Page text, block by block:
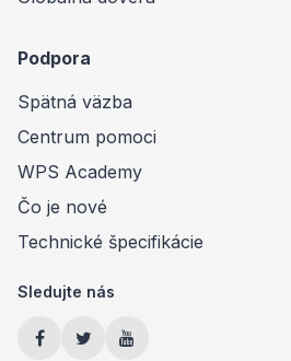
Podpora
Spätná väzba
Centrum pomoci
WPS Academy
Čo je nové
Technické špecifikácie
Sledujte nás